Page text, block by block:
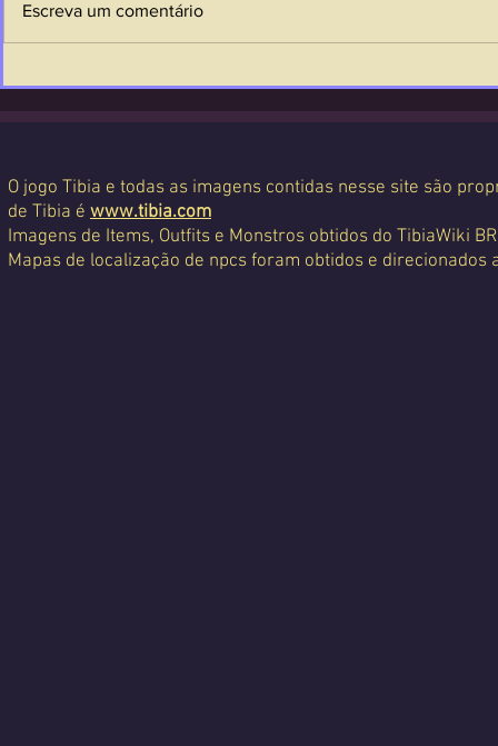
Escreva um comentário
O jogo Tibia e todas as imagens contidas nesse site são
de Tibia é www.tibia.com
Imagens de Items, Outfits e Monstros obtidos do TibiaWiki
Mapas de localização de npcs foram obtidos e direcionados